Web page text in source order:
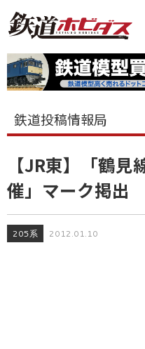
鉄道投稿情報局
【JR東】「鶴
催」マーク掲出
205系 2012.01.10